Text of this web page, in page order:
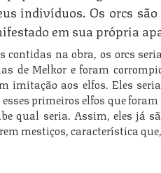
indivíduos. Os orcs
em sua própria
contidas na obra, os orcs
de Melkor e foram
imitação aos elfos. Eles
primeiros elfos que
qual seria. Assim, eles já
mestiços, característica